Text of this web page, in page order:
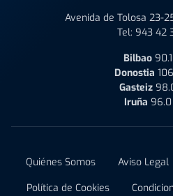
Avenida de Tolosa 23-
Tel: 943 42
Bilbao
Donostia
Gasteiz
Iruña 96.0
Quiénes Somos Aviso Legal
Política de Cookies